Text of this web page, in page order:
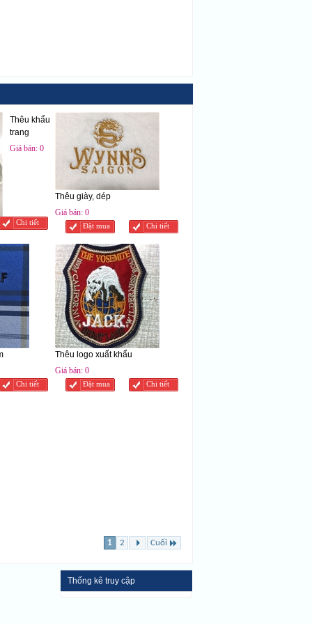
Thêu khẩu
trang
Giá bán: 0
Chi tiết
Thêu giày, dép
Giá bán: 0
Đặt mua Chi tiết
Chi tiết
Thêu logo xuất khẩu
Giá bán: 0
Đặt mua Chi tiết
1 2 Cuối
Thống kê truy cập